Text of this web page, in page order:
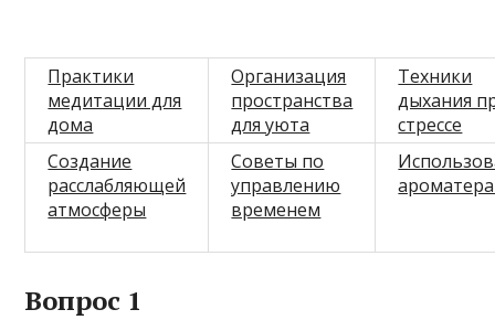
Практики
медитации для
дома
Организация
пространства
для уюта
Техники
дыхания
стрессе
Создание
расслабляющей
атмосферы
Советы по
управлению
временем
Вопрос 1